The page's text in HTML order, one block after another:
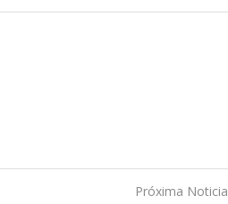
Próxima Noticia